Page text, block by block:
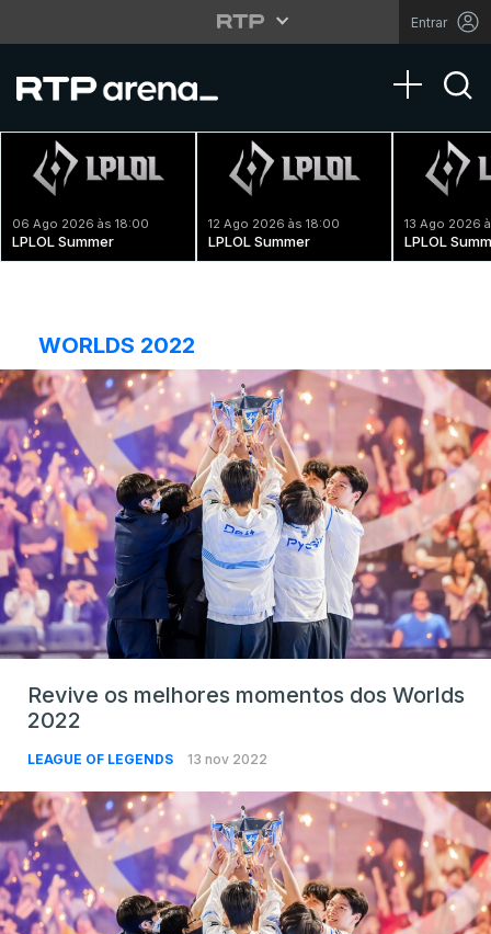
Entrar
Toggle
06 Ago 2026 às 18:00
LPLOL Summer
12 Ago 2026 às 18:00
LPLOL Summer
13 Ago 2026
LPLOL
WORLDS 2022
Revive os melhores momentos dos Worlds
2022
LEAGUE OF LEGENDS 13 nov 2022